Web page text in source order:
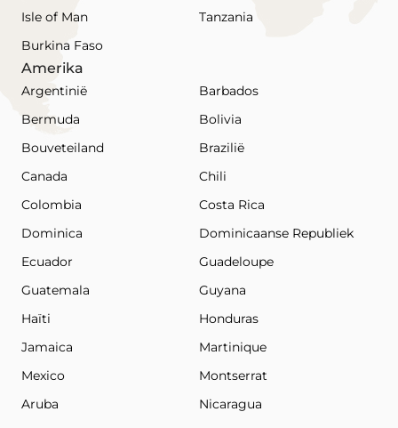
Isle of Man
Tanzania
Burkina Faso
Amerika
Argentinië
Barbados
Bermuda
Bolivia
Bouveteiland
Brazilië
Canada
Chili
Colombia
Costa Rica
Dominica
Dominicaanse Republiek
Ecuador
Guadeloupe
Guatemala
Guyana
Haïti
Honduras
Jamaica
Martinique
Mexico
Montserrat
Aruba
Nicaragua